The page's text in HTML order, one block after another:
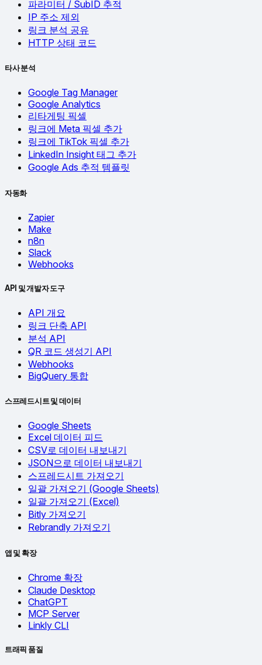
파라미터 / SubID 추적
IP 주소 제외
링크 분석 공유
HTTP 상태 코드
타사 분석
Google Tag Manager
Google Analytics
리타게팅 픽셀
링크에 Meta 픽셀 추가
링크에 TikTok 픽셀 추가
LinkedIn Insight 태그 추가
Google Ads 추적 템플릿
자동화
Zapier
Make
n8n
Slack
Webhooks
API 및 개발자 도구
API 개요
링크 단축 API
분석 API
QR 코드 생성기 API
Webhooks
BigQuery 통합
스프레드시트 및 데이터
Google Sheets
Excel 데이터 피드
CSV로 데이터 내보내기
JSON으로 데이터 내보내기
스프레드시트 가져오기
일괄 가져오기 (Google Sheets)
일괄 가져오기 (Excel)
Bitly 가져오기
Rebrandly 가져오기
앱 및 확장
Chrome 확장
Claude Desktop
ChatGPT
MCP Server
Linkly CLI
트래픽 품질